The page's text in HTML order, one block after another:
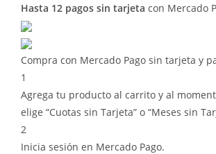
Hasta 12 pagos sin tarjeta con Mercado
Compra con Mercado Pago sin tarjeta y
1
Agrega tu producto al carrito y al
elige “Cuotas sin Tarjeta” o “Meses sin
2
Inicia sesión en Mercado Pago.